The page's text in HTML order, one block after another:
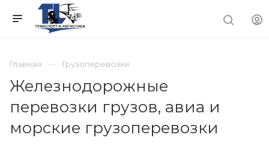
Главная Грузоперевозки
Железнодорожные
перевозки грузов, авиа и
морские грузоперевозки